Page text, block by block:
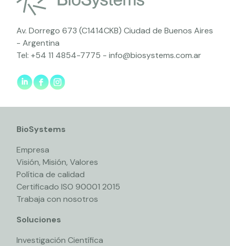
Av. Dorrego 673 (C1414CKB) Ciudad de Buenos Aires
- Argentina
Tel: +54 11 4854-7775 - info@biosystems.com.ar
BioSystems
Empresa
Visión, Misión, Valores
Política de calidad
Certificado ISO 90001 2015
Trabaja con nosotros
Soluciones
Investigación Científica